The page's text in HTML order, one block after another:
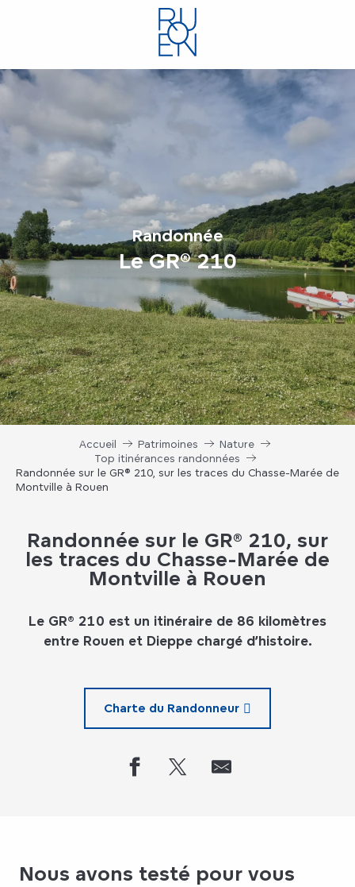
principal
Randonnée
Le GR® 210
Accueil Patrimoines
Nature
Top itinérances randonnées
Randonnée sur le GR® 210, sur les traces du Chasse-Marée de
Montville à Rouen
Randonnée sur le GR® 210, sur
les traces du Chasse-Marée de
Montville à Rouen
Le GR® 210 est un itinéraire de 86 kilomètres
entre Rouen et Dieppe chargé d’histoire.
Charte du Randonneur
Nous avons testé pour vous